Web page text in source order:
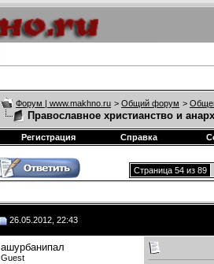
Форум | www.makhno.ru > Общий форум >
Православное христианство и
Регистрация Справка
Страница 54 из 89
26.05.2012, 22:43
ашурбанипал
Guest